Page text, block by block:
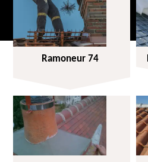
Ramoneur 74